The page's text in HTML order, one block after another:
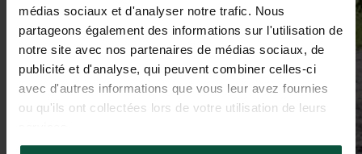
médias sociaux et d'analyser notre trafic. Nous
partageons également des informations sur l'utilisation de
notre site avec nos partenaires de médias sociaux, de
publicité et d'analyse, qui peuvent combiner celles-ci
avec d'autres informations que vous leur avez fournies
ou qu'ils ont collectées lors de votre utilisation de leurs